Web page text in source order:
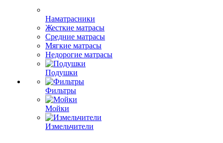
Наматрасники
Жесткие матрасы
Средние матрасы
Мягкие матрасы
Недорогие матрасы
Подушки
Фильтры
Мойки
Измельчители